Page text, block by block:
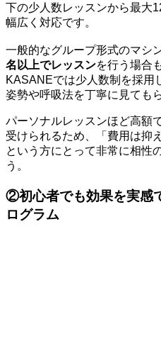
下の少人数レッスンから最大
幅広く対応です。
一般的なグループ形式のマシ
名以上でレッスンを行う場合
KASANEでは少人数制を採用
姿勢や呼吸法を丁寧に見ても
パーソナルレッスンほど高額
受けられるため、「費用は抑
という方にとって非常に相性
う。
②初心者でも効果を実感
ログラム